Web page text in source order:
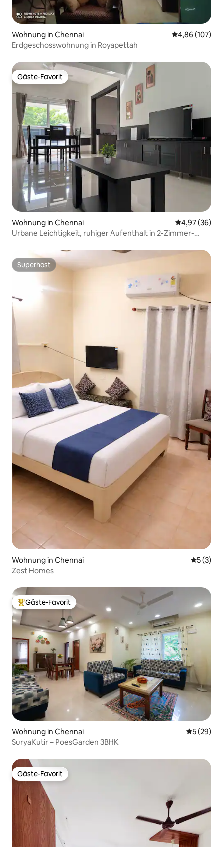
Wohnung in Chennai
4,86 (107)
Erdgeschosswohnung in Royapettah
Gäste-Favorit
Gäste-Favorit
Wohnung in Chennai
4,97 (36)
Urbane Leichtigkeit, ruhiger Aufenthalt in 2-Zimmer-
Superhost
Superhost
Wohnung in Chennai
5 (3)
Zest Homes
Beliebter Gäste-Favorit.
Gäste-Favorit
Wohnung in Chennai
5 (29)
SuryaKutir – PoesGarden 3BHK
Gäste-Favorit
Gäste-Favorit